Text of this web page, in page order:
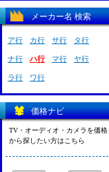
メーカー名 検索
ア行 カ行 サ行 タ行
ナ行 ハ行 マ行 ヤ行
ラ行 ワ行
価格ナビ
TV・オーディオ・カメラを価格
から探したい方はこちら